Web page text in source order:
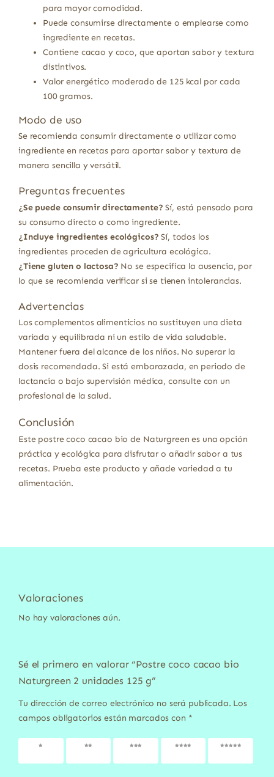
para mayor comodidad.
Puede consumirse directamente o emplearse como
ingrediente en recetas.
Contiene cacao y coco, que aportan sabor y textura
distintivos.
Valor energético moderado de 125 kcal por cada
100 gramos.
Modo de uso
Se recomienda consumir directamente o utilizar como
ingrediente en recetas para aportar sabor y textura de
manera sencilla y versátil.
Preguntas frecuentes
¿Se puede consumir directamente? Sí, está pensado para
su consumo directo o como ingrediente.
¿Incluye ingredientes ecológicos? Sí, todos los
ingredientes proceden de agricultura ecológica.
¿Tiene gluten o lactosa? No se especifica la ausencia, por
lo que se recomienda verificar si se tienen intolerancias.
Advertencias
Los complementos alimenticios no sustituyen una dieta
variada y equilibrada ni un estilo de vida saludable.
Mantener fuera del alcance de los niños. No superar la
dosis recomendada. Si está embarazada, en periodo de
lactancia o bajo supervisión médica, consulte con un
profesional de la salud.
Conclusión
Este postre coco cacao bio de Naturgreen es una opción
práctica y ecológica para disfrutar o añadir sabor a tus
recetas. Prueba este producto y añade variedad a tu
alimentación.
Valoraciones
No hay valoraciones aún.
Sé el primero en valorar “Postre coco cacao bio
Naturgreen 2 unidades 125 g”
Tu dirección de correo electrónico no será publicada. Los
campos obligatorios están marcados con *
1 de 5
2 de 5
3 de 5
4 de 5
5 de 5